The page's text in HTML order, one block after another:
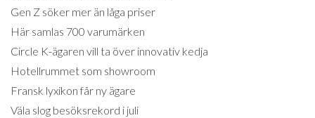
Gen Z söker mer än låga priser
Här samlas 700 varumärken
Circle K-ägaren vill ta över innovativ kedja
Hotellrummet som showroom
Fransk lyxikon får ny ägare
Väla slog besöksrekord i juli